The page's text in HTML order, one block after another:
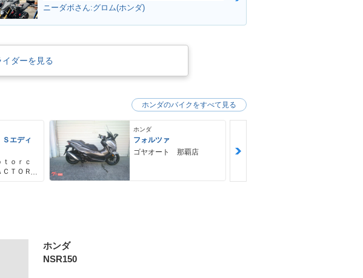
ニーダボさん:グロム(ホンダ)
ダーを見る
エディ
ｏｒｃ
ＴＯＲ
ホンダ
フォルツァ
ゴヤオート 那覇店
ホンダのバイクをすべて見る
ホンダ
NSR150